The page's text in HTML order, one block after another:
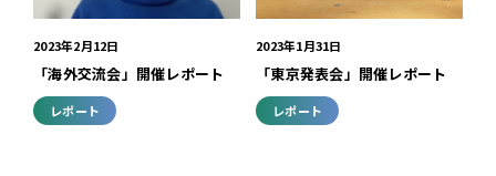
2023年2月12日
「海外交流会」開催レポート
レポート
2023年1月31日
「東京発表会」開催レポート
レポート